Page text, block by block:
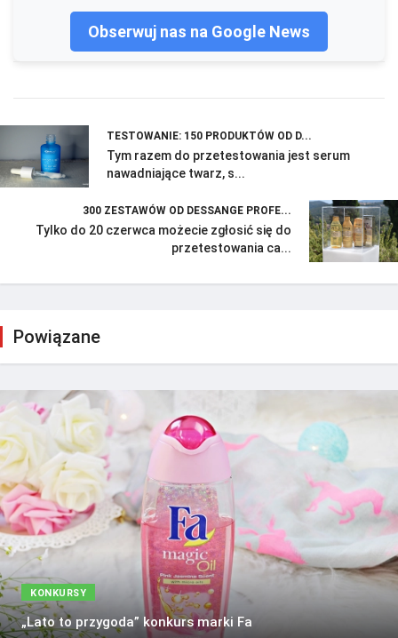
Obserwuj nas na Google News
TESTOWANIE: 150 PRODUKTÓW OD D...
Tym razem do przetestowania jest serum
nawadniające twarz, s...
300 ZESTAWÓW OD DESSANGE PROFE...
Tylko do 20 czerwca możecie zgłosić się do
przetestowania ca...
Powiązane
KONKURSY
„Lato to przygoda” konkurs marki Fa